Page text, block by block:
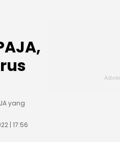
yang
| 17:56